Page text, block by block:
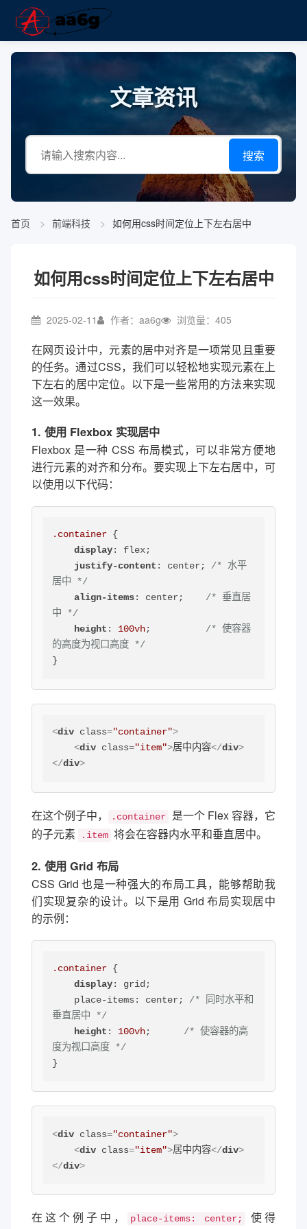
文章资讯
搜索
首页 前端科技 如何用css时间定位上下左右居中
如何用css时间定位上下左右居中
2025-02-11 作者：aa6g 浏览量：405
在网页设计中，元素的居中对齐是一项常见且重要
的任务。通过CSS，我们可以轻松地实现元素在上
下左右的居中定位。以下是一些常用的方法来实现
这一效果。
1. 使用 Flexbox 实现居中
Flexbox 是一种 CSS 布局模式，可以非常方便地
进行元素的对齐和分布。要实现上下左右居中，可
以使用以下代码：
.container {
display: flex;
justify-content : center; /* 水平
居中 */
align-items: center; /* 垂直居
中 */
height : 100vh; /* 使容器
的高度为视口高度 */
}
<div class="container">
<div class="item">居中内容</div>
</div>
在这个例子中， .container
是一个 Flex 容器，它
的子元素
.item 将会在容器内水平和垂直居中。
2. 使用 Grid 布局
CSS Grid 也是一种强大的布局工具，能够帮助我
们实现复杂的设计。以下是用 Grid 布局实现居中
的示例：
.container {
display: grid;
    place-items: center;
/* 同时水平和
垂直居中 */
height : 100vh; /* 使容器的高
度为视口高度 */
}
<div class="container">
<div class="item">居中内容</div>
</div>
在这个例子中， place-items: center;
使得